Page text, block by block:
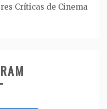
Críticas de Cinema